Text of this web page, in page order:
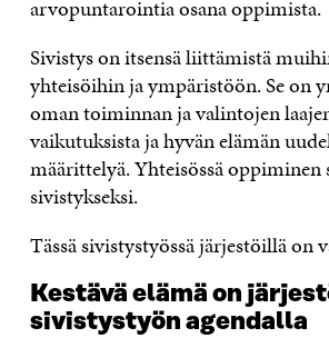
arvopuntarointia osana oppimista.
Sivistys on itsensä liittämistä
yhteisöihin ja ympäristöön. Se on
oman toiminnan ja valintojen
vaikutuksista ja hyvän elämän
määrittelyä. Yhteisössä oppiminen
sivistykseksi.
Tässä sivistystyössä järjestöillä on
Kestävä elämä on
sivistystyön agendalla